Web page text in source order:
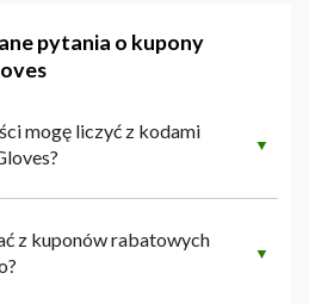
pytania o kupony
mogę liczyć z kodami
▼
z kuponów rabatowych
▼